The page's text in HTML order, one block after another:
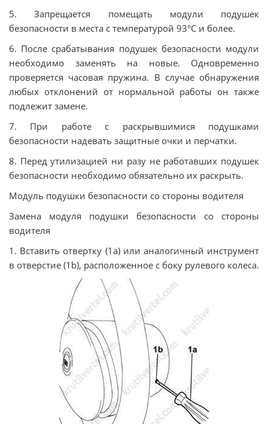
5. Запрещается помещать модули подушек
безопасности в места с температурой 93°C и более.
6. После срабатывания подушек безопасности модули
необходимо заменять на новые. Одновременно
проверяется часовая пружина. В случае обнаружения
любых отклонений от нормальной работы он также
подлежит замене.
7. При работе с раскрывшимися подушками
безопасности надевать защитные очки и перчатки.
8. Перед утилизацией ни разу не работавших подушек
безопасности необходимо обязательно их раскрыть.
Модуль подушки безопасности со стороны водителя
Замена модуля подушки безопасности со стороны
водителя
1. Вставить отвертку (1а) или аналогичный инструмент
в отверстие (1b), расположенное с боку рулевого колеса.